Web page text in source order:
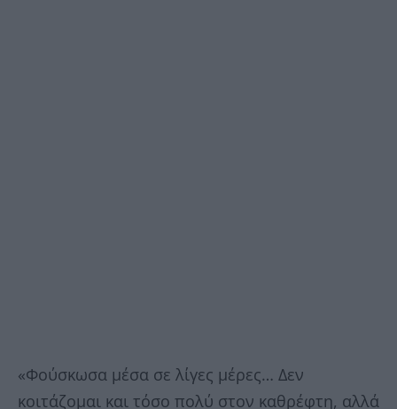
«Φούσκωσα μέσα σε λίγες μέρες… Δεν
κοιτάζομαι και τόσο πολύ στον καθρέφτη, αλλά